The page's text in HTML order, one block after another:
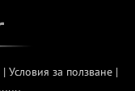
| Условия за ползване|